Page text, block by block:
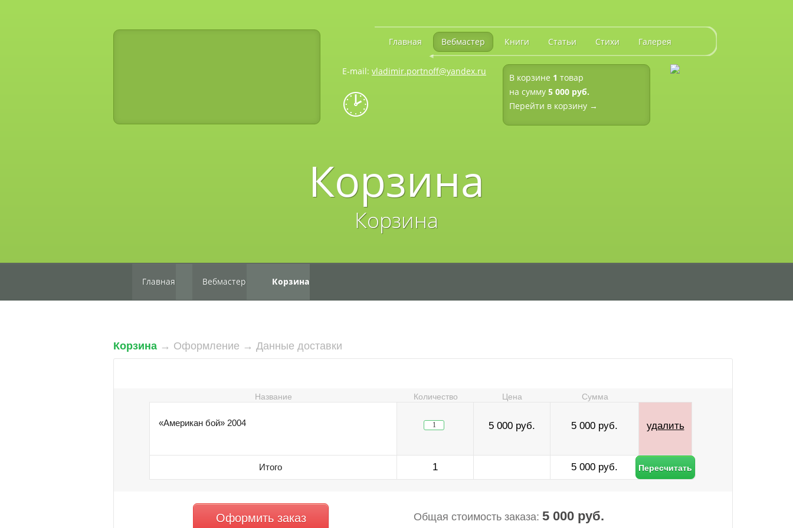
Главная Вебмастер Книги Статьи Стихи Галерея
E-mail: vladimir.portnoff@yandex.ru
🕑
В корзине 1 товар
на сумму 5 000 руб.
Перейти в корзину →
Корзина
Корзина
Главная Вебмастер Корзина
Корзина → Оформление → Данные доставки
Название Количество Цена Сумма
«Американ бой» 2004 5 000 руб. 5 000 руб. удалить
Итого 1 5 000 руб.
Общая стоимость заказа: 5 000 руб.